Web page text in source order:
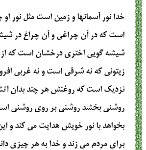
خدا نور آسمانها و زمين است مثل نور
است كه در آن چراغى و آن چراغ در
شيشه گويى اخترى درخشان است كه
زيتونى كه نه شرقى است و نه غربى
نزديك است كه روغنش هر چند بدان
روشنى بخشد روشنى بر روى روشنى
بخواهد با نور خويش هدايت مى ‏كند و
براى مردم مى‏ زند و خدا به هر چيزى